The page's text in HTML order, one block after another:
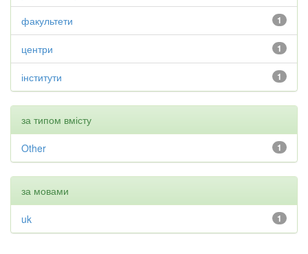
1
факультети
1
центри
1
інститути
за типом вмісту
1
Other
за мовами
1
uk